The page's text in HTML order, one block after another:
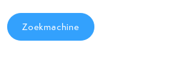
Zoekmachine